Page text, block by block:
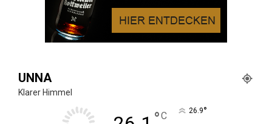
UNNA
Klarer Himmel
°C 26.9°